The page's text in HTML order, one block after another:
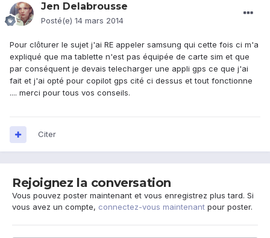
Jen Delabrousse
Posté(e) 14 mars 2014
Pour clôturer le sujet j'ai RE appeler samsung qui cette fois ci m'a
expliqué que ma tablette n'est pas équipée de carte sim et que
par conséquent je devais telecharger une appli gps ce que j'ai
fait et j'ai opté pour copilot gps cité ci dessus et tout fonctionne
.... merci pour tous vos conseils.
Citer
Rejoignez la conversation
Vous pouvez poster maintenant et vous enregistrez plus tard. Si
vous avez un compte, connectez-vous maintenant pour poster.